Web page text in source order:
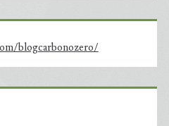
blogcarbonozero/